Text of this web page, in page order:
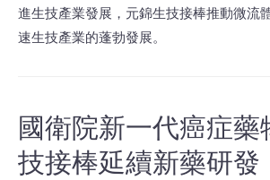
進生技產業發展，元錦生技接棒推動微流
速生技產業的蓬勃發展。
國衛院新一代癌症藥
技接棒延續新藥研發